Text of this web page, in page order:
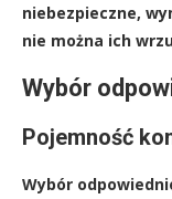
niebezpieczne,
nie można ich
Wybór
Pojemność
Wybór